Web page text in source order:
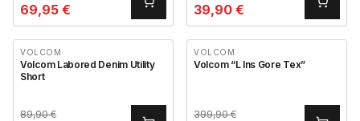
69,95 € 39,90 €
VOLCOM
Volcom Labored Denim Utility
Short
89,90€
VOLCOM
Volcom “L Ins Gore Tex”
399,90€